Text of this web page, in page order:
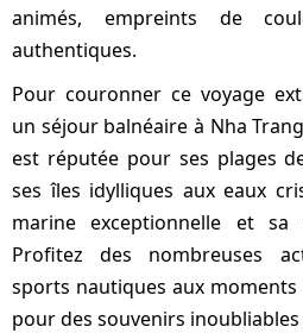
animés, empreints de
authentiques.
Pour couronner ce voyage
un séjour balnéaire à Nha
est réputée pour ses plages
ses îles idylliques aux eaux
marine exceptionnelle et sa
Profitez des nombreuses
sports nautiques aux
pour des souvenirs